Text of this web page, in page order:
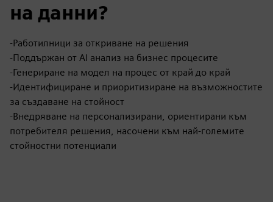
на данни?
-Работилници за откриване на решения
-Поддържан от AI анализ на бизнес процесите
-Генериране на модел на процес от край до край
-Идентифициране и приоритизиране на възможностите
за създаване на стойност
-Внедряване на персонализирани, ориентирани към
потребителя решения, насочени към най-големите
стойностни потенциали